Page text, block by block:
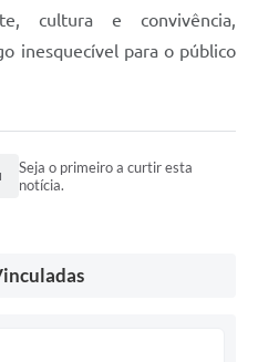
cultura e convivência,
inesquecível para o público
Seja o primeiro a curtir esta
notícia.